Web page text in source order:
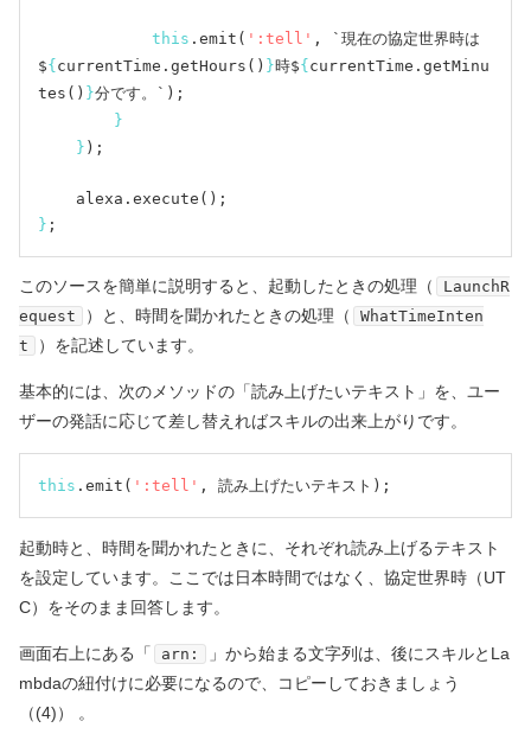
this .emit( ':tell' , `現在の協定世界時は
${currentTime.getHours() }時${currentTime.getMinu
tes() }分です。`);
}
} );
}
このソースを簡単に説明すると、起動したときの処理（
LaunchR
equest
）と、時間を聞かれたときの処理（
WhatTimeInten
t
）を記述しています。
基本的には、次のメソッドの「読み上げたいテキスト」を、ユー
ザーの発話に応じて差し替えればスキルの出来上がりです。
this .emit( ':tell'
起動時と、時間を聞かれたときに、それぞれ読み上げるテキスト
を設定しています。ここでは日本時間ではなく、協定世界時（UT
C）をそのまま回答します。
画面右上にある「 arn:
」から始まる文字列は、後にスキルとLa
mbdaの紐付けに必要になるので、コピーしておきましょう
（(4)） 。